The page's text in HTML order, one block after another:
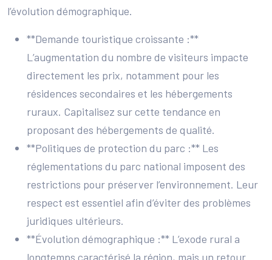
l’évolution démographique.
**Demande touristique croissante :**
L’augmentation du nombre de visiteurs impacte
directement les prix, notamment pour les
résidences secondaires et les hébergements
ruraux. Capitalisez sur cette tendance en
proposant des hébergements de qualité.
**Politiques de protection du parc :** Les
réglementations du parc national imposent des
restrictions pour préserver l’environnement. Leur
respect est essentiel afin d’éviter des problèmes
juridiques ultérieurs.
**Évolution démographique :** L’exode rural a
longtemps caractérisé la région, mais un retour